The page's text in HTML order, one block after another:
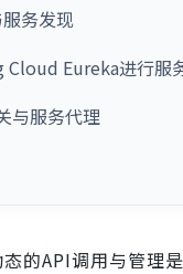
务发现
Cloud Eureka进行服
与服务代理
的API调用与管理